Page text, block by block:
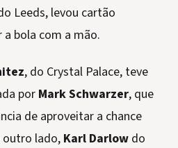
Leeds, levou cartão
bola com a mão.
, do Crystal Palace, teve
por Mark Schwarzer, que
de aproveitar a chance
outro lado,Karl Darlow do